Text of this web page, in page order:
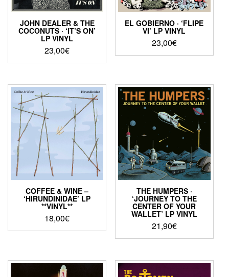
JOHN DEALER & THE
COCONUTS · ‘IT’S ON’
LP VINYL
23,00€
EL GOBIERNO · ‘FLIPE
VI’ LP VINYL
23,00€
COFFEE & WINE –
‘HIRUNDINIDAE’ LP
**VINYL**
18,00€
THE HUMPERS ·
‘JOURNEY TO THE
CENTER OF YOUR
WALLET’ LP VINYL
21,90€